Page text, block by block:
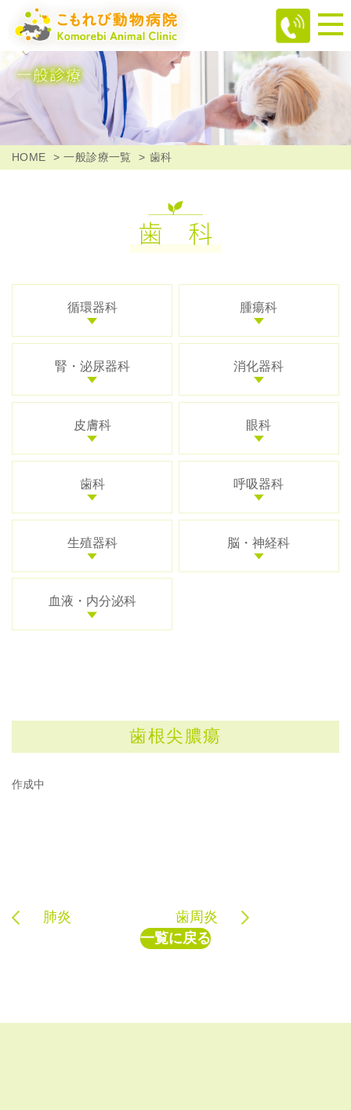
HOME 一般診療一覧 歯科
歯 科
循環器科 腫瘍科
腎・泌尿器科 消化器科
皮膚科 眼科
歯科 呼吸器科
生殖器科 脳・神経科
血液・内分泌科
歯根尖膿瘍
作成中
肺炎
歯周炎
一覧に戻る